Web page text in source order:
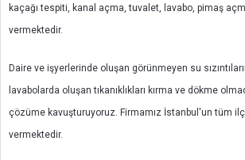
kaçağı tespiti, kanal açma, tuvalet, lavabo, pimaş
vermektedir.
Daire ve işyerlerinde oluşan görünmeyen su
lavabolarda oluşan tıkanıklıkları kırma ve dökme
çözüme kavuşturuyoruz. Firmamız İstanbul'un tüm
vermektedir.